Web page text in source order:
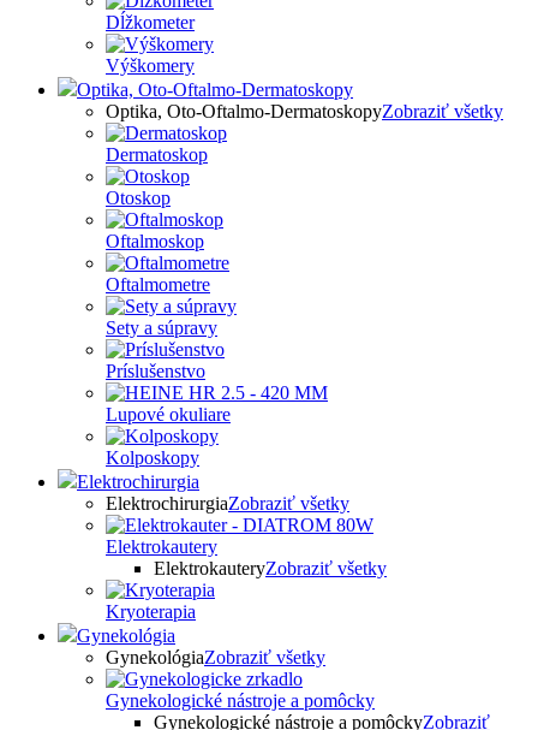
Dĺžkometer
Výškomery
Optika, Oto-Oftalmo-Dermatoskopy
Optika, Oto-Oftalmo-DermatoskopyZobraziť všetky
Dermatoskop
Otoskop
Oftalmoskop
Oftalmometre
Sety a súpravy
Príslušenstvo
Lupové okuliare
Kolposkopy
Elektrochirurgia
ElektrochirurgiaZobraziť všetky
Elektrokautery
ElektrokauteryZobraziť všetky
Kryoterapia
Gynekológia
GynekológiaZobraziť všetky
Gynekologické nástroje a pomôcky
Gynekologické nástroje a pomôckyZobraziť